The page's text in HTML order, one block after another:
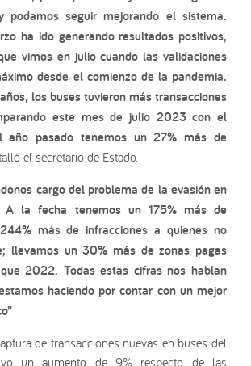
podamos seguir mejorando el sistema.
ha ido generando resultados positivos,
vimos en julio cuando las validaciones
desde el comienzo de la pandemia.
los buses tuvieron más transacciones
este mes de julio 2023 con el
año pasado tenemos un 27% más de
el secretario de Estado.
cargo del problema de la evasión en
A la fecha tenemos un 175% más de
más de infracciones a quienes no
llevamos un 30% más de zonas pagas
2022. Todas estas cifras nos hablan
haciendo por contar con un mejor
de transacciones nuevas en buses del
un aumento de 9% respecto de las